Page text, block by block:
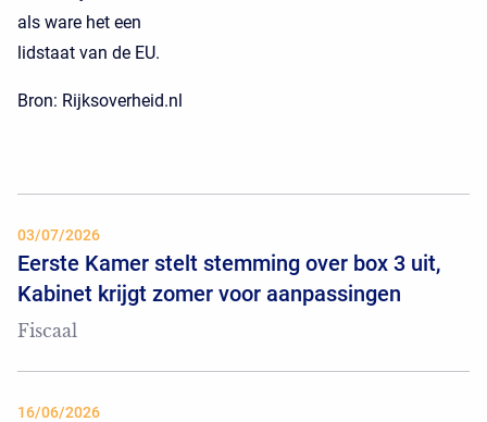
als ware het een
lidstaat van de EU.
Bron: Rijksoverheid.nl
03/07/2026
Eerste Kamer stelt stemming over box 3 uit,
Kabinet krijgt zomer voor aanpassingen
Fiscaal
16/06/2026